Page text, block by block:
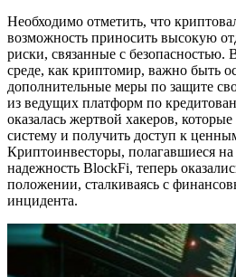
Необходимо отметить, что
возможность приносить высокую
риски, связанные с безопасностью.
среде, как криптомир, важно быть
дополнительные меры по защите
из ведущих платформ по
оказалась жертвой хакеров,
систему и получить доступ к
Криптоинвесторы, полагавшиеся на
надежность BlockFi, теперь
положении, сталкиваясь с
инцидента.